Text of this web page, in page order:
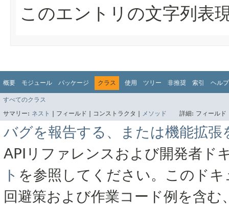
このエントリの文字列表
概要 モジュール パッケージ クラス 使用 ツリー 非推奨 索引 ヘルプ
すべてのクラス
サマリー: ネスト フィールド | コンストラクタ | メソッド 詳細: フィール
バグを報告する、または機能拡張
APIリファレンスおよび開発者ド
ト を参照してください。このド
回避策および作業コード例を含